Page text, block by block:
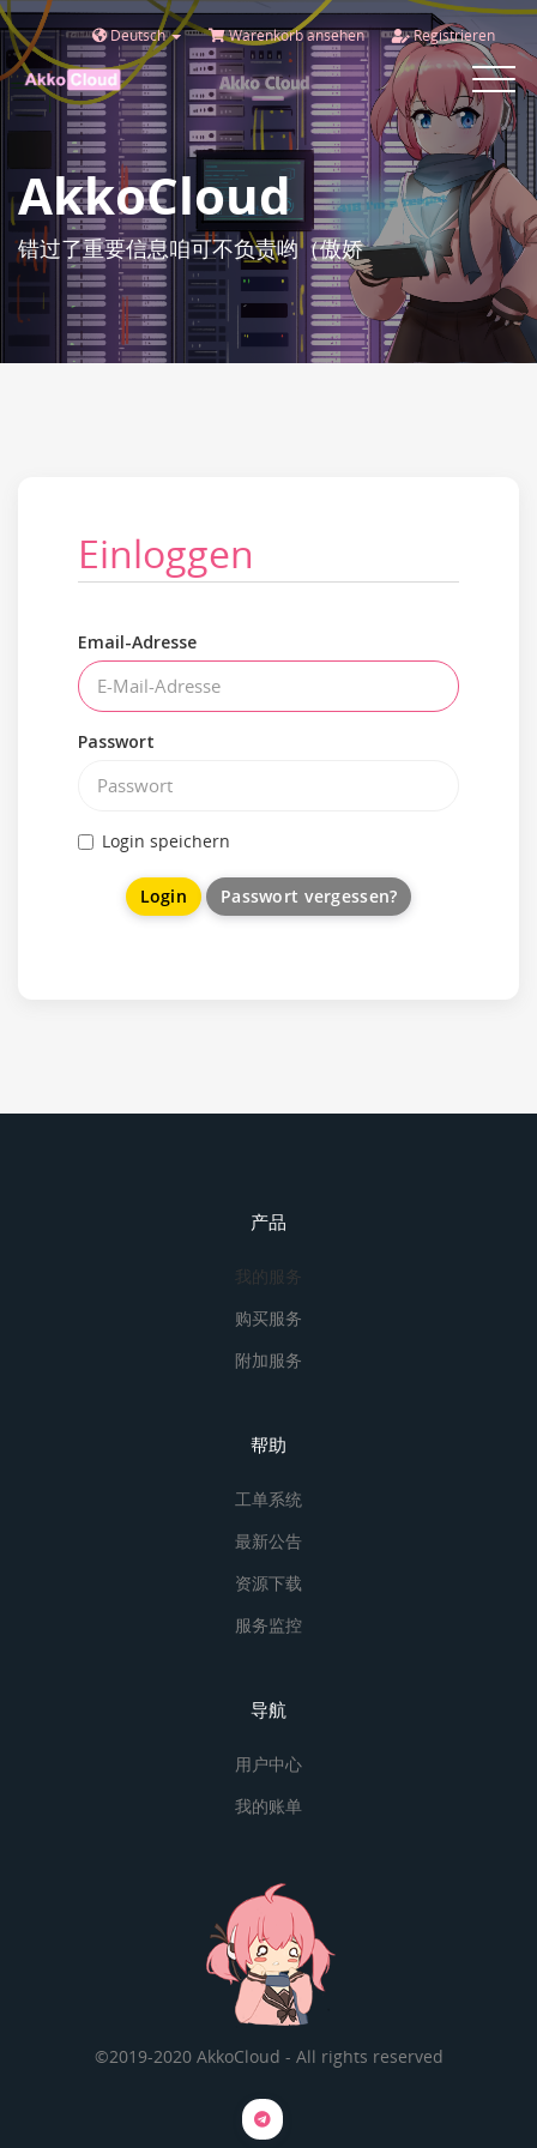
Deutsch Warenkorb ansehen Registrieren
Toggle
AkkoCloud
错过了重要信息咱可不负责哟（傲娇
Einloggen
Email-Adresse
Passwort
Login speichern
Passwort vergessen?
产品
我的服务
购买服务
附加服务
帮助
工单系统
最新公告
资源下载
服务监控
导航
用户中心
我的账单
©2019-2020 AkkoCloud - All rights reserved